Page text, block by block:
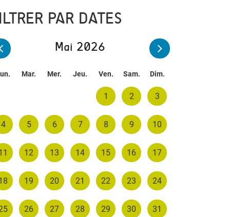
PAR DATES
Mai 2026
Mar. Mer. Jeu. Ven. Sam. Dim.
1 2 3
4 5 6 7 8 9 10
12 13 14 15 16 17
19 20 21 22 23 24
26 27 28 29 30 31